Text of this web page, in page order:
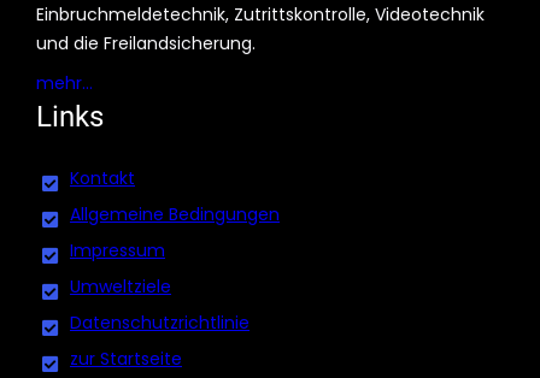
Einbruchmeldetechnik, Zutrittskontrolle, Videotechnik
und die Freilandsicherung.
mehr…
Links
Kontakt
Allgemeine Bedingungen
Impressum
Umweltziele
Datenschutzrichtlinie
zur Startseite